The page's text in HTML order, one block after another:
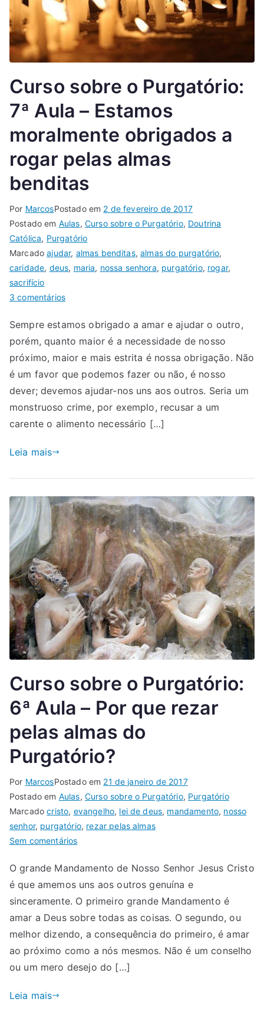
Curso sobre o Purgatório:
7ª Aula – Estamos
moralmente obrigados a
rogar pelas almas
benditas
Por MarcosPostado em 2 de fevereiro de 2017
Postado em Aulas, Curso sobre o Purgatório, Doutrina
Católica, Purgatório
Marcadoajudar, almas benditas,almas do purgatório,
caridade, deus, maria, nossa senhora, purgatório, rogar,
sacrifício
3 comentários
Sempre estamos obrigado a amar e ajudar o outro,
porém, quanto maior é a necessidade de nosso
próximo, maior e mais estrita é nossa obrigação. Não
é um favor que podemos fazer ou não, é nosso
dever; devemos ajudar-nos uns aos outros. Seria um
monstruoso crime, por exemplo, recusar a um
carente o alimento necessário […]
Leia mais
Curso sobre o Purgatório:
6ª Aula – Por que rezar
pelas almas do
Purgatório?
Por MarcosPostado em 21 de janeiro de 2017
Postado em Aulas, Curso sobre o Purgatório, Purgatório
Marcadocristo, evangelho, lei de deus, mandamento, nosso
senhor, purgatório, rezar pelas almas
Sem comentários
O grande Mandamento de Nosso Senhor Jesus Cristo
é que amemos uns aos outros genuína e
sinceramente. O primeiro grande Mandamento é
amar a Deus sobre todas as coisas. O segundo, ou
melhor dizendo, a consequência do primeiro, é amar
ao próximo como a nós mesmos. Não é um conselho
ou um mero desejo do […]
Leia mais